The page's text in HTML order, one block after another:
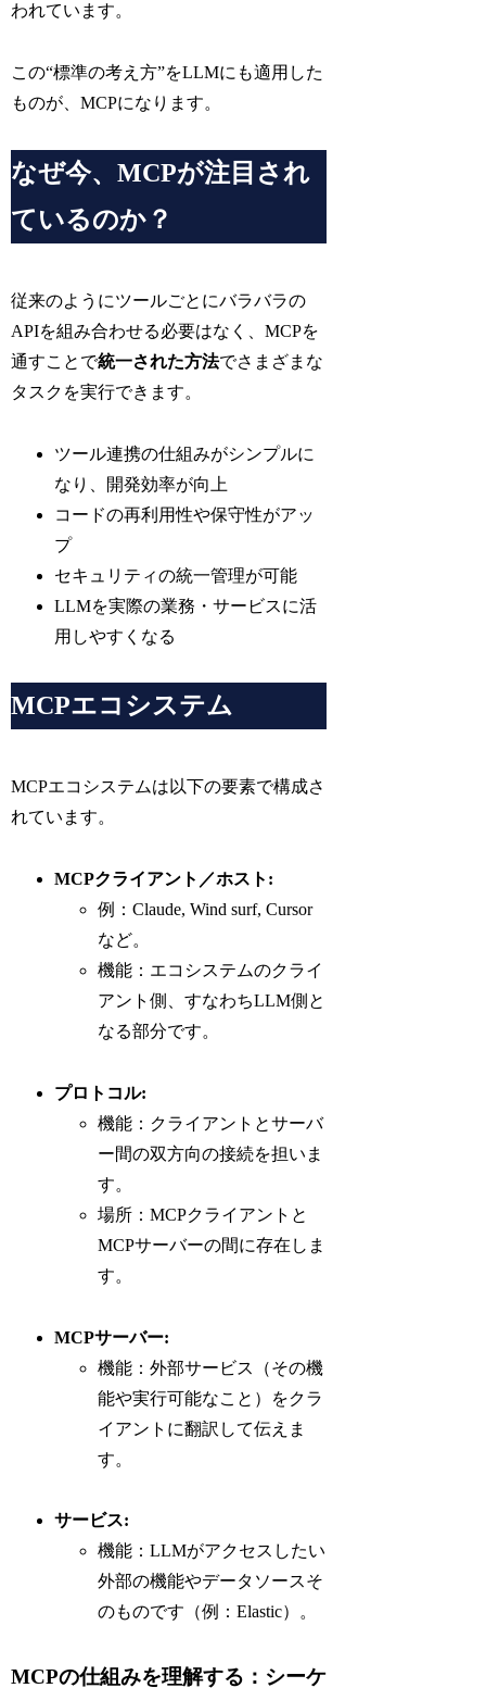
われています。
この“標準の考え方”をLLMにも適用した
ものが、MCPになります。
なぜ今、MCPが注目され
ているのか？
従来のようにツールごとにバラバラの
APIを組み合わせる必要はなく、MCPを
通すことで統一された方法でさまざまな
タスクを実行できます。
ツール連携の仕組みがシンプルに
なり、開発効率が向上
コードの再利用性や保守性がアッ
プ
セキュリティの統一管理が可能
LLMを実際の業務・サービスに活
用しやすくなる
MCPエコシステム
MCPエコシステムは以下の要素で構成さ
れています。
MCPクライアント／ホスト:
例：Claude, Wind surf, Cursor
など。
機能：エコシステムのクライ
アント側、すなわちLLM側と
なる部分です。
プロトコル:
機能：クライアントとサーバ
ー間の双方向の接続を担いま
す。
場所：MCPクライアントと
MCPサーバーの間に存在しま
す。
MCPサーバー:
機能：外部サービス（その機
能や実行可能なこと）をクラ
イアントに翻訳して伝えま
す。
サービス:
機能：LLMがアクセスしたい
外部の機能やデータソースそ
のものです（例：Elastic）。
MCPの仕組みを理解する：シーケ